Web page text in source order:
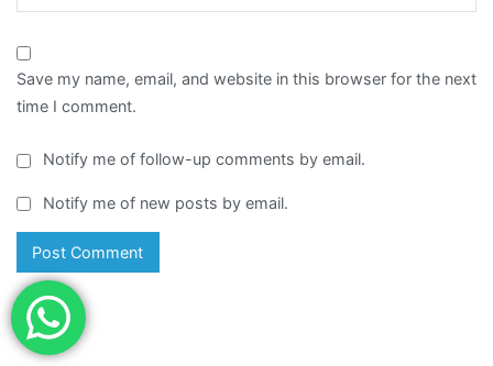
Save my name, email, and website in this browser for the next
time I comment.
Notify me of follow-up comments by email.
Notify me of new posts by email.